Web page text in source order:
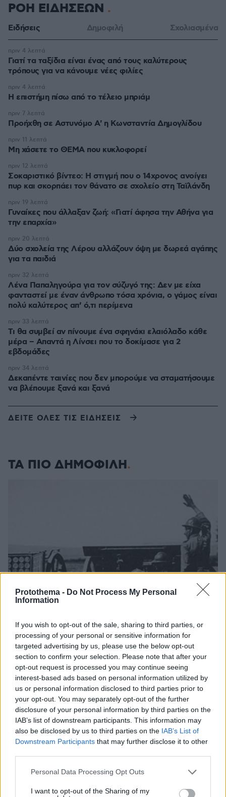
Protothema - Do Not Process My Personal
Information
If you wish to opt-out of the sale, sharing to third parties, or
processing of your personal or sensitive information for
targeted advertising by us, please use the below opt-out
section to confirm your selection. Please note that after your
opt-out request is processed you may continue seeing
interest-based ads based on personal information utilized by
us or personal information disclosed to third parties prior to
your opt-out. You may separately opt-out of the further
disclosure of your personal information by third parties on the
IAB’s list of downstream participants. This information may
also be disclosed by us to third parties on the IAB’s List of
Downstream Participants that may further disclose it to other
Please note that this website/app uses one or more Google
not limited to your visit or usage behaviour. You may click to
Personal Data Processing Opt Outs
I want to opt-out of the Sharing of my
ΡΟΗ ΕΙΔΗΣΕΩΝ
Ειδήσεις Δημοφιλή Σχολιασμένα
Γιατί τα ταξίδια είναι ένας από τους καλύτερους
τρόπους για να κάνουμε νέες φιλίες
πριν 4 λεπτά
Η επιστήμη πίσω από το τέλειο μπριάμ
πριν 4 λεπτά
Προήχθη σε Αστυνόμο Α' η Κωνσταντία Δημογλίδου
πριν 7 λεπτά
Μη χάσετε το ΘΕΜΑ που κυκλοφορεί
πριν 11 λεπτά
Σοκαριστικό βίντεο: Η στιγμή που ο 14χρονος ανοίγει
πυρ και σκορπάει τον θάνατο σε σχολείο στη Ταϊλάνδη
πριν 12 λεπτά
Γυναίκες που άλλαξαν ζωή: «Γιατί άφησα την Αθήνα για
την επαρχία»
πριν 19 λεπτά
Δύο σχολεία της Λέρου αλλάζουν όψη με δωρεά αγάπης
για τα παιδιά
πριν 20 λεπτά
Λένα Παπαληγούρα για τον σύζυγό της: Δεν με είχα
φανταστεί με έναν άνθρωπο τόσα χρόνια, ο γάμος είναι
πολύ καλύτερος απ’ ό,τι περίμενα
πριν 32 λεπτά
Τι θα συμβεί αν πίνουμε ένα σφηνάκι ελαιόλαδο κάθε
μέρα – Απαντά η Λίνσει που το δοκίμασε για 2
εβδομάδες
πριν 33 λεπτά
Δεκαπέντε ταινίες που δεν μπορούμε να σταματήσουμε
να βλέπουμε ξανά και ξανά
πριν 34 λεπτά
ΔΕΙΤΕ ΟΛΕΣ ΤΙΣ ΕΙΔΗΣΕΙΣ
ΤΑ ΠΙΟ ΔΗΜΟΦΙΛΗ
Τι έγραφαν οι ξένοι ανταποκριτές σε
τηλεγραφήματά τους από τη Μικρά Ασία το 1921
08.08.2026, 10:26